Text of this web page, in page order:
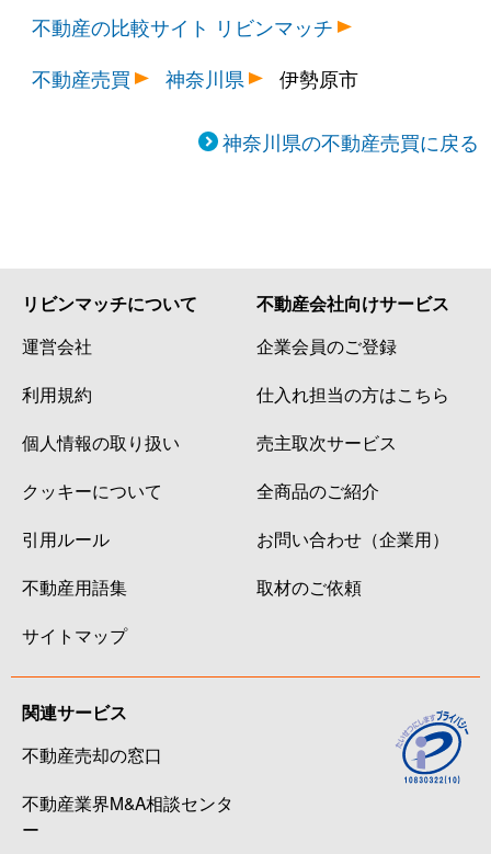
不動産の比較サイト リビンマッチ
不動産売買
神奈川県 伊勢原市
神奈川県の不動産売買に戻る
リビンマッチについて
運営会社
利用規約
個人情報の取り扱い
クッキーについて
引用ルール
不動産用語集
サイトマップ
不動産会社向けサービス
企業会員のご登録
仕入れ担当の方はこちら
売主取次サービス
全商品のご紹介
お問い合わせ（企業用）
取材のご依頼
関連サービス
不動産売却の窓口
不動産業界M&A相談センタ
ー